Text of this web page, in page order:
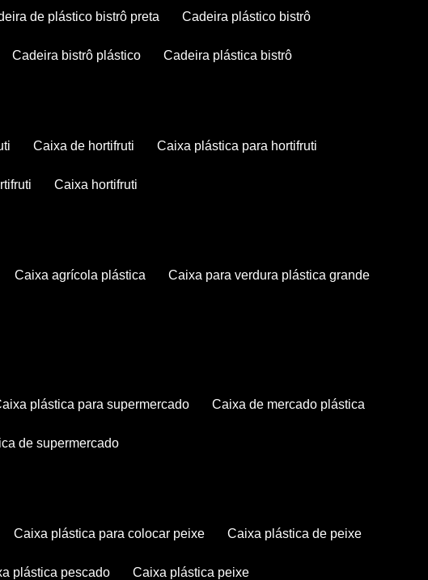
de plástico bistrô preta cadeira plástico bistrô
cadeira bistrô plástico cadeira plástica bistrô
caixa de hortifruti caixa plástica para hortifruti
caixa hortifruti
caixa agrícola plástica caixa para verdura plástica grande
caixa plástica para supermercado caixa de mercado plástica
de supermercado
caixa plástica para colocar peixe caixa plástica de peixe
plástica pescado caixa plástica peixe